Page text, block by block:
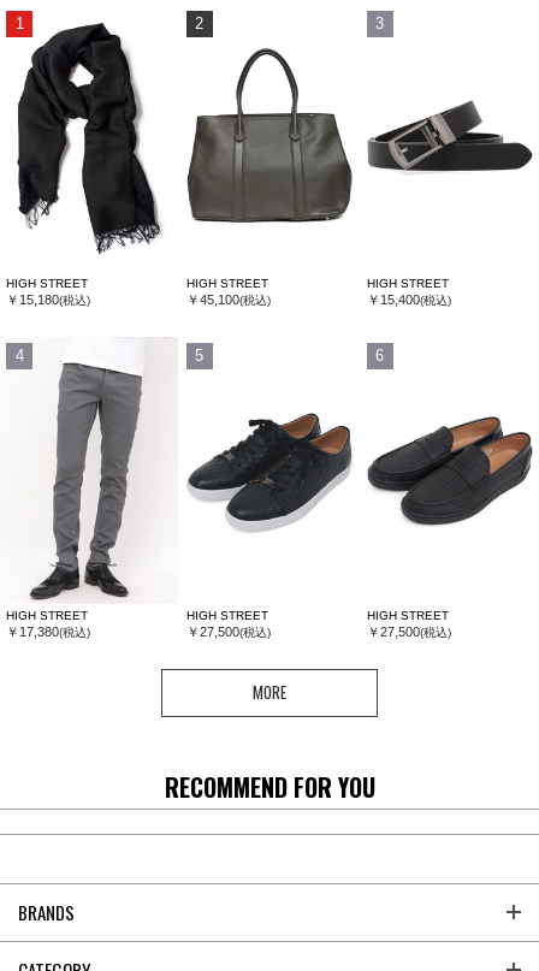
1
HIGH STREET
￥15,180(税込)
2
HIGH STREET
￥45,100(税込)
3
HIGH STREET
￥15,400(税込)
4
HIGH STREET
￥17,380(税込)
5
HIGH STREET
￥27,500(税込)
6
HIGH STREET
￥27,500(税込)
MORE
RECOMMEND FOR YOU
BRANDS